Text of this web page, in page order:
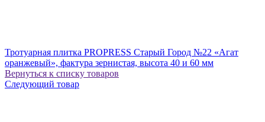
Тротуарная плитка PROPRESS Старый Город №22 «Агат
оранжевый», фактура зернистая, высота 40 и 60 мм
Вернуться к списку товаров
Следующий товар